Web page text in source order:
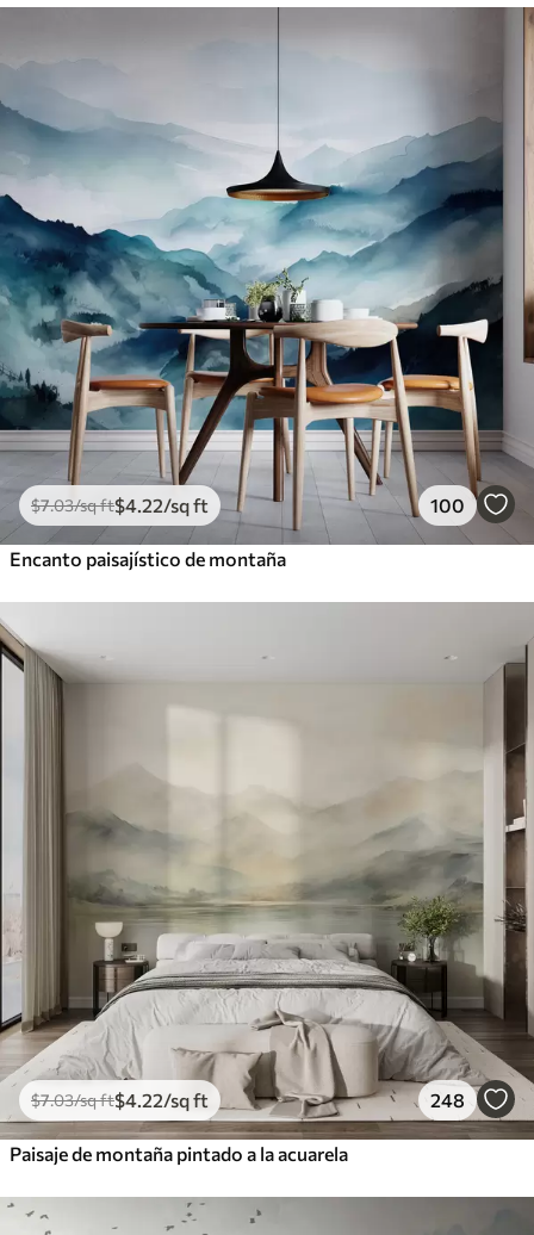
$7.03/sq ft$4 .22/sq ft 100
Encanto paisajístico de montaña
$7.03/sq ft$4 .22/sq ft 248
Paisaje de montaña pintado a la acuarela